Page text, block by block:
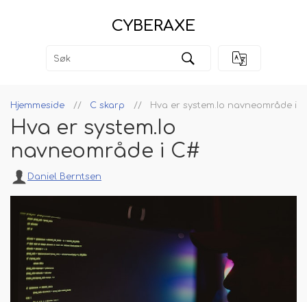
CYBERAXE
Hjemmeside C skarp Hva er system.Io navneområde i
Hva er system.Io
navneområde i C#
Daniel Berntsen